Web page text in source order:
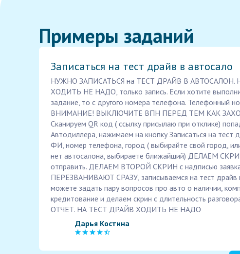
Примеры заданий
Записаться на тест драйв в автосало
НУЖНО ЗАПИСАТЬСЯ на ТЕСТ ДРАЙВ В АВТОСАЛОН.
ХОДИТЬ НЕ НАДО, только запись. Если хотите
задание, то с другого номера телефона. Телефонный
ВНИМАНИЕ! ВЫКЛЮЧИТЕ ВПН ПЕРЕД ТЕМ КАК
Сканируем QR код ( ссылку присылаю при отклике)
Автодиллера, нажимаем на кнопку Записаться на тест
ФИ, номер телефона, город ( выбирайте свой город,
нет автосалона, выбираете ближайший) ДЕЛАЕМ
отправить. ДЕЛАЕМ ВТОРОЙ СКРИН с надписью заявка
ПЕРЕЗВАНИВАЮТ СРАЗУ, записываемся на тест драйв
можете задать пару вопросов про авто о наличии,
кредитование и делаем скрин с длительность
ОТЧЕТ. НА ТЕСТ ДРАЙВ ХОДИТЬ НЕ НАДО
Дарья Костина